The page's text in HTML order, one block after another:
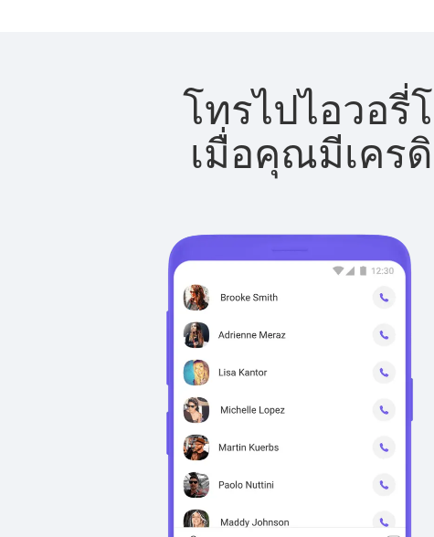
โทรไปไอวอรี่
เมื่อคุณมีเคร